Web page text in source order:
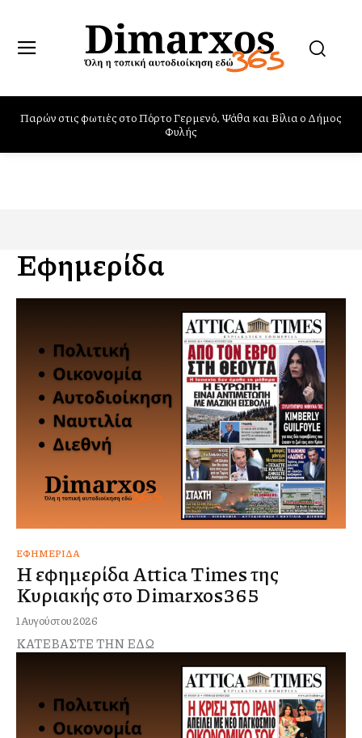
Παρών στις φωτιές στο Πόρτο Γερμενό, Ψάθα και Βίλια ο Δήμος
Φυλής
Εφημερίδα
ΕΦΗΜΕΡΊΔΑ
Η εφημερίδα Attica Times της
Κυριακής στο Dimarxos365
1 Αυγούστου 2026
ΚΑΤΕΒΑΣΤΕ ΤΗΝ ΕΔΩ